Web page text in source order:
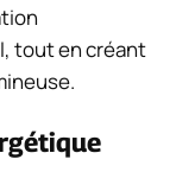
tout en créant